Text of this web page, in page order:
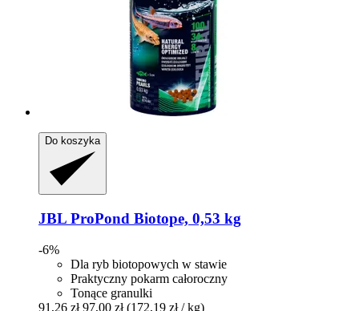
Do koszyka
JBL ProPond Biotope, 0,53 kg
-6%
Dla ryb biotopowych w stawie
Praktyczny pokarm całoroczny
Tonące granulki
91,26 zł 97,00 zł (172,19 zł / kg)